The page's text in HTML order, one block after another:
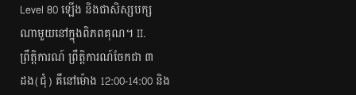
Level 80 ឡើង និងជាសិស្សបក្ស
ណាមួយនៅក្នុងពិភពគុណ។ II.
ព្រឹត្តិការណ៍ ព្រឹត្តិការណ៍ចែកជា ៣
ដង(ជុំ) គឺនៅម៉ោង 12:00-14:00 និង